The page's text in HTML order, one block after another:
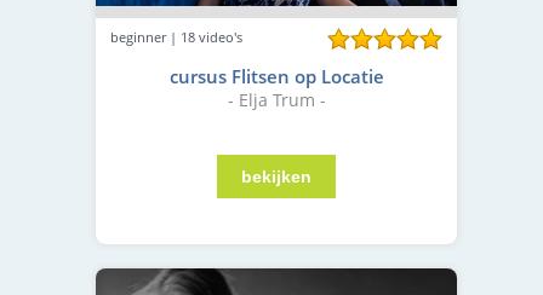
beginner | 18 video's
cursus Flitsen op Locatie
- Elja Trum -